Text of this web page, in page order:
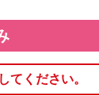
てください。